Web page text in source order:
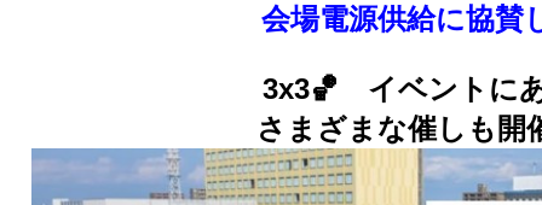
会場電源供給に協賛
3x3🏀 イベントに
さまざまな催しも開